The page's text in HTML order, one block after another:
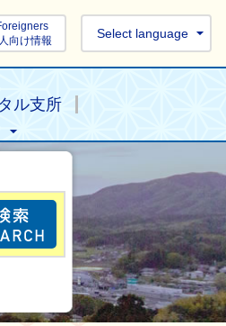
向け情報
Select language
ル支所
目的の情報を探